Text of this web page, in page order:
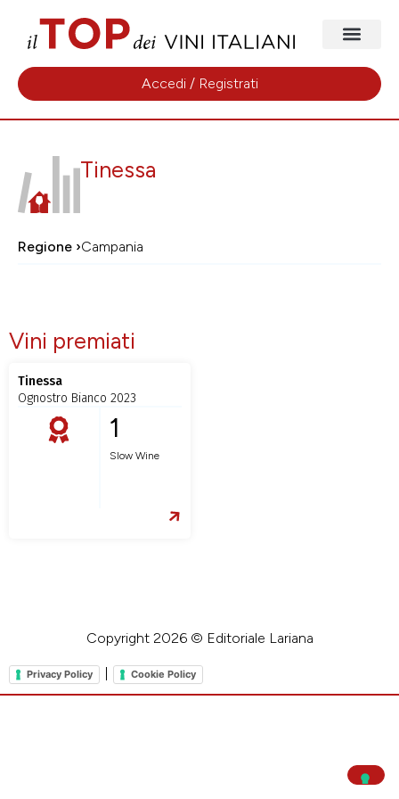
Accedi / Registrati
Tinessa
Regione ›Campania
Vini premiati
Tinessa
Ognostro Bianco 2023
1
Slow Wine
Copyright 2026 © Editoriale Lariana
Privacy Policy Cookie Policy